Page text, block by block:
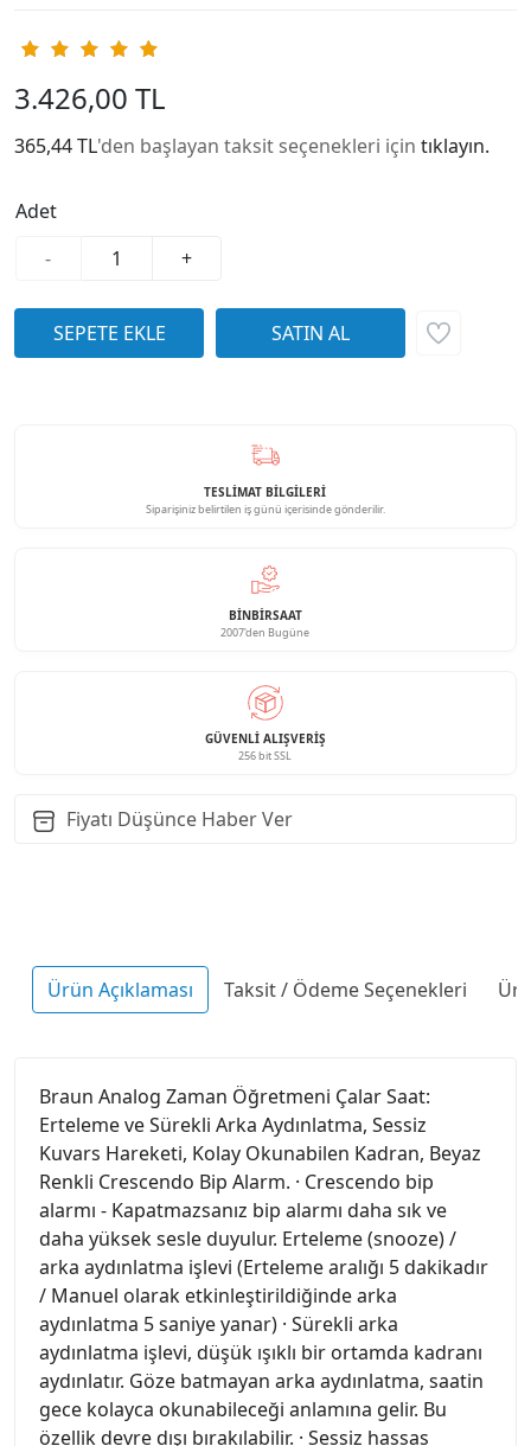
3.426,00 TL
365,44 TL'den başlayan taksit seçenekleri için tıklayın.
Adet
-
+
TESLİMAT BİLGİLERİ
Siparişiniz belirtilen iş günü içerisinde gönderilir.
BINBIRSAAT
2007'den Bugüne
GÜVENLI ALIŞVERIŞ
256 bit SSL
Fiyatı Düşünce Haber Ver
Ürün Açıklaması Taksit / Ödeme Seçenekleri
Braun Analog Zaman Öğretmeni Çalar Saat:
Erteleme ve Sürekli Arka Aydınlatma, Sessiz
Kuvars Hareketi, Kolay Okunabilen Kadran, Beyaz
Renkli Crescendo Bip Alarm. · Crescendo bip
alarmı - Kapatmazsanız bip alarmı daha sık ve
daha yüksek sesle duyulur. Erteleme (snooze) /
arka aydınlatma işlevi (Erteleme aralığı 5 dakikadır
/ Manuel olarak etkinleştirildiğinde arka
aydınlatma 5 saniye yanar) · Sürekli arka
aydınlatma işlevi, düşük ışıklı bir ortamda kadranı
aydınlatır. Göze batmayan arka aydınlatma, saatin
gece kolayca okunabileceği anlamına gelir. Bu
özellik devre dışı bırakılabilir. · Sessiz hassas